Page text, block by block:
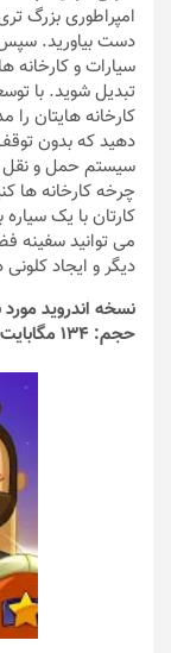
امپراطوری بزرگ
دست بیاورید. سپس
سیارات و کارخانه
تبدیل شوید. با
کارخانه هایتان را
دهید که بدون
سیستم حمل و نقل
چرخه کارخانه ها
کارتان با یک سیاره
می توانید سفینه
دیگر و ایجاد
نسخه اندروید مورد نیاز: 4.4 و
حجم: 134 مگابایت